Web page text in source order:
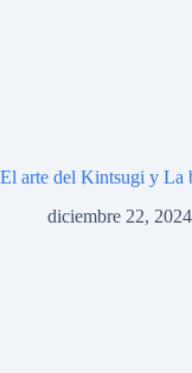
El arte del Kintsugi y La
diciembre 22, 2024